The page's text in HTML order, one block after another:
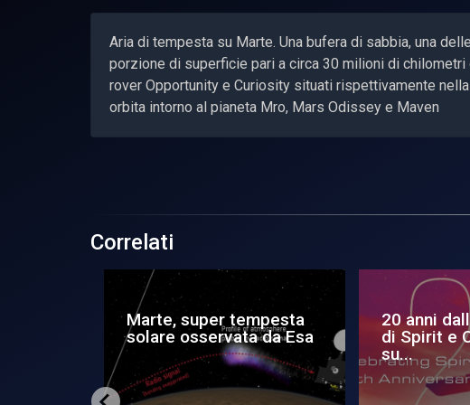
Aria di tempesta su Marte. Una bufera di sabbia, una
porzione di superficie pari a circa 30 milioni di
rover Opportunity e Curiosity situati rispettivamente
orbita intorno al pianeta Mro, Mars Odissey e Maven
Correlati
La tempesta termica di
Giove
Pulsar -
solare
boreali